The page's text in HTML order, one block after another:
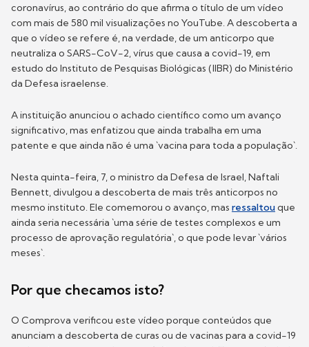
coronavírus, ao contrário do que afirma o título de um vídeo
com mais de 580 mil visualizações no YouTube. A descoberta a
que o vídeo se refere é, na verdade, de um anticorpo que
neutraliza o SARS-CoV-2, vírus que causa a covid-19, em
estudo do Instituto de Pesquisas Biológicas (IIBR) do Ministério
da Defesa israelense.
A instituição anunciou o achado científico como um avanço
significativo, mas enfatizou que ainda trabalha em uma
patente e que ainda não é uma `vacina para toda a população`.
Nesta quinta-feira, 7, o ministro da Defesa de Israel, Naftali
Bennett, divulgou a descoberta de mais três anticorpos no
mesmo instituto. Ele comemorou o avanço, mas ressaltouque
ainda seria necessária `uma série de testes complexos e um
processo de aprovação regulatória`, o que pode levar `vários
meses`.
Por que checamos isto?
O Comprova verificou este vídeo porque conteúdos que
anunciam a descoberta de curas ou de vacinas para a covid-19